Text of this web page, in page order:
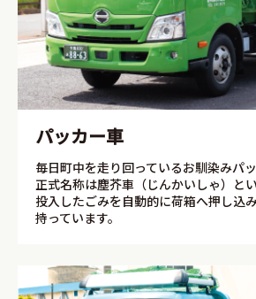
パッカー車
毎日町中を走り回っているお馴染みパ
正式名称は塵芥車（じんかいしゃ）とい
投入したごみを自動的に荷箱へ押し込
持っています。